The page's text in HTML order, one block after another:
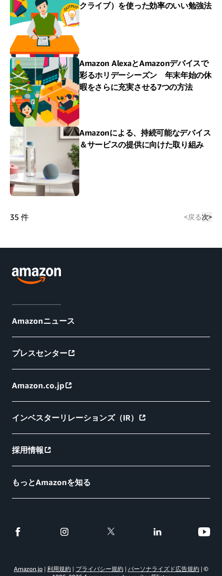
クライブ）を使った効率のいい勉強法
Amazon AlexaとAmazonデバイスで
彩るホリデーシーズン 年末年始の休
暇をさらに充実させる7つの方法
Amazonによる、持続可能なデバイス
＆サービスの提供に向けた取り組み
35 件 <戻る次>
Amazonニュース
プレスセンター
Amazon.co.jp
インベスターリレーションズ（IR）
採用情報
もっとAmazonを知る
Amazon.jp 利用規約 プライバシー規約 パーソナライズド広告規約
©